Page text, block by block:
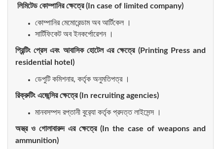
লিমিটেড কোম্পানির ক্ষেত্রে(In case of limited company)
কোম্পানির মেমোরেন্ডাম অব আর্টিকেল ।
সার্টিফিকেট অব ইনকর্পোরেশন ।
প্রিন্টিং প্রেস এবং আবাসিক হোটেল এর ক্ষেত্রে(Printing Press and
residential hotel)
ডেপুটি কমিশনার, কর্তৃক অনুমতিপত্র ।
রিক্রুটিং এজেন্সির ক্ষেত্রে(In recruiting agencies)
মানবসম্পদ রপ্তানী বুর‍্যো কর্তৃক প্রদত্ত লাইসেন্স ।
অস্ত্র ও গোলাবারুদ এর ক্ষেত্রে(In the case of weapons and
ammunition)